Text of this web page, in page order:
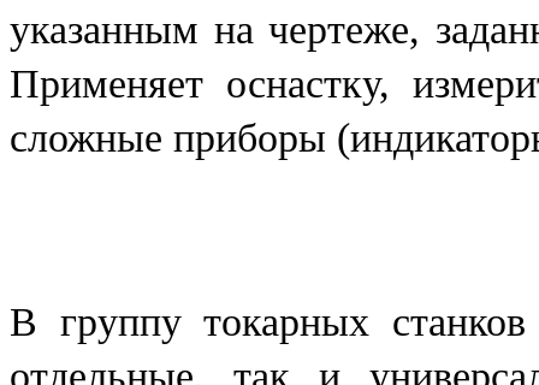
указанным на чертеже,
Применяет оснастку,
сложные приборы
В группу токарных